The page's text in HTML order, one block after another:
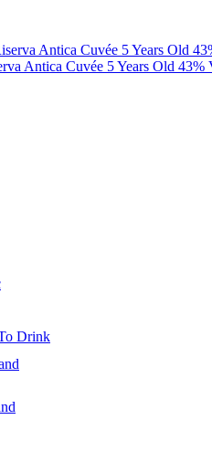
Antica Cuvée 5 Years Old 43%
Drink